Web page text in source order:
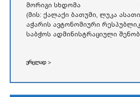
მორიგი სხდომა
(მის: ქალაქი ბათუმი, ლუკა
აჭარის ავტონომიური
საბჭოს ადმინისტრაციული
ვრცლად >